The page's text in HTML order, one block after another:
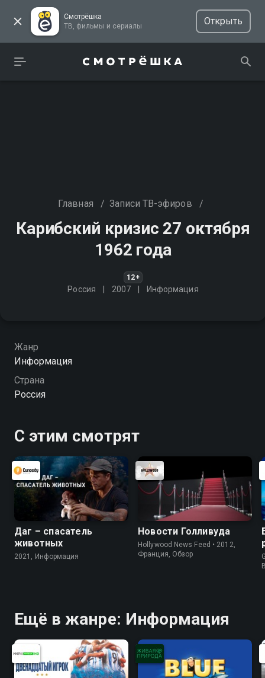
Смотрёшка
ТВ, фильмы и сериалы
Открыть
Главная / Записи ТВ-эфиров /
Карибский кризис 27 октября
1962 года
12+
Россия 2007 Информация
Жанр
Информация
Страна
Россия
С этим смотрят
Даг – спасатель
животных
2021, Информация
Новости Голливуда
Hollywood News Feed • 2012,
Франция, Обзор
Ещё в жанре: Информация